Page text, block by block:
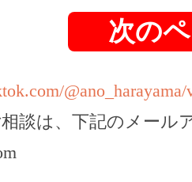
次の
@ano_harayama/
談は、下記のメール